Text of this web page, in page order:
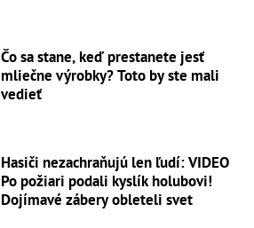
Čo sa stane, keď prestanete jesť
mliečne výrobky? Toto by ste mali
vedieť
Hasiči nezachraňujú len ľudí: VIDEO
Po požiari podali kyslík holubovi!
Dojímavé zábery obleteli svet